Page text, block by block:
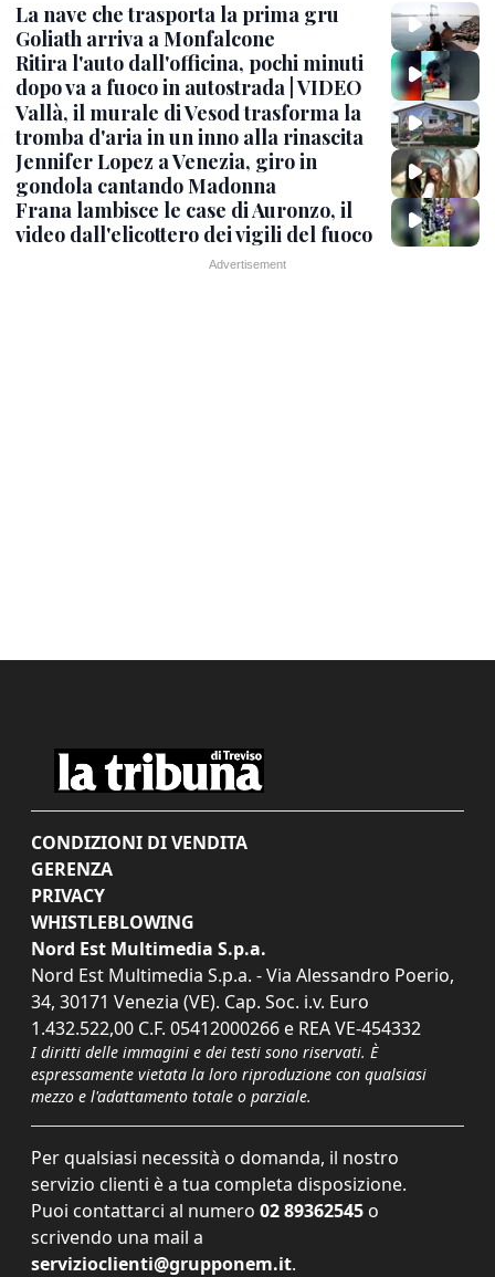
La nave che trasporta la prima gru
Goliath arriva a Monfalcone
Ritira l'auto dall'officina, pochi minuti
dopo va a fuoco in autostrada | VIDEO
Vallà, il murale di Vesod trasforma la
tromba d'aria in un inno alla rinascita
Jennifer Lopez a Venezia, giro in
gondola cantando Madonna
Frana lambisce le case di Auronzo, il
video dall'elicottero dei vigili del fuoco
CONDIZIONI DI VENDITA
GERENZA
PRIVACY
WHISTLEBLOWING
Nord Est Multimedia S.p.a.
Nord Est Multimedia S.p.a. - Via Alessandro Poerio,
34, 30171 Venezia (VE). Cap. Soc. i.v. Euro
1.432.522,00 C.F. 05412000266 e REA VE-454332
I diritti delle immagini e dei testi sono riservati. È
espressamente vietata la loro riproduzione con qualsiasi
mezzo e l'adattamento totale o parziale.
Per qualsiasi necessità o domanda, il nostro
servizio clienti è a tua completa disposizione.
Puoi contattarci al numero 02 89362545 o
scrivendo una mail a
servizioclienti@grupponem.it.